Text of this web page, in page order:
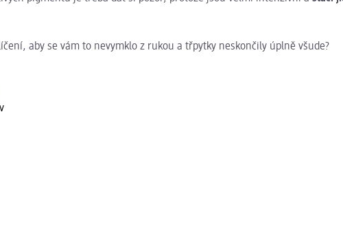
aby se vám to nevymklo z rukou a třpytky neskončily úplně všude?